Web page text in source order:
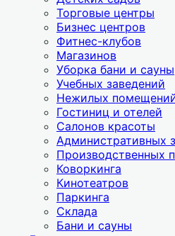
Торговые центры
Бизнес центров
Фитнес-клубов
Магазинов
Уборка бани и сауны
Учебных заведений
Нежилых
Гостиниц и отелей
Салонов красоты
Административных
Производственных
Коворкинга
Кинотеатров
Паркинга
Склада
Бани и сауны